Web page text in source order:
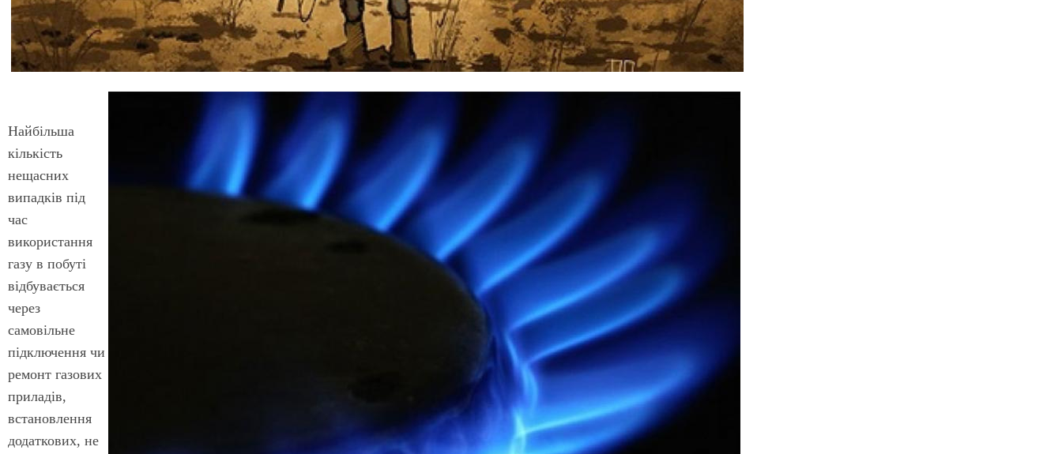
Найбільша
кількість
нещасних
випадків під
час
використання
газу в побуті
відбувається
через
самовільне
підключення чи
ремонт газових
приладів,
встановлення
додаткових, не